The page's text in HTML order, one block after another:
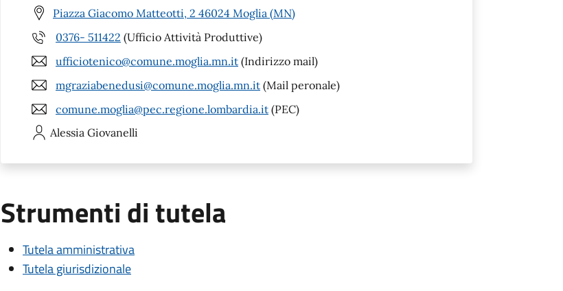
Piazza Giacomo Matteotti, 2 46024 Moglia (MN)
0376- 511422 (Ufficio Attività Produttive)
ufficiotenico@comune.moglia.mn.it (Indirizzo mail)
mgraziabenedusi@comune.moglia.mn.it (Mail peronale)
comune.moglia@pec.regione.lombardia.it (PEC)
Alessia Giovanelli
Strumenti di tutela
Tutela amministrativa
Tutela giurisdizionale